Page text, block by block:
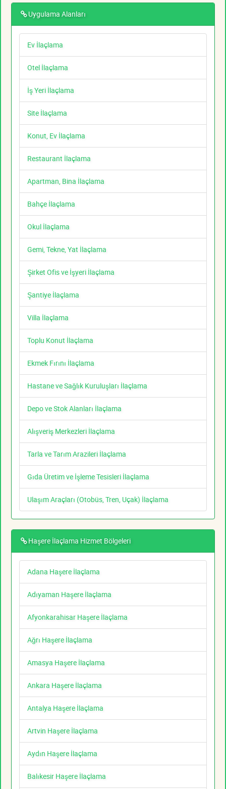
Uygulama Alanları
Ev İlaçlama
Otel İlaçlama
İş Yeri İlaçlama
Site İlaçlama
Konut, Ev İlaçlama
Restaurant İlaçlama
Apartman, Bina İlaçlama
Bahçe İlaçlama
Okul İlaçlama
Gemi, Tekne, Yat İlaçlama
Şirket Ofis ve İşyeri İlaçlama
Şantiye İlaçlama
Villa İlaçlama
Toplu Konut İlaçlama
Ekmek Fırını İlaçlama
Hastane ve Sağlık Kuruluşları İlaçlama
Depo ve Stok Alanları İlaçlama
Alışveriş Merkezleri İlaçlama
Tarla ve Tarım Arazileri İlaçlama
Gıda Üretim ve İşleme Tesisleri İlaçlama
Ulaşım Araçları (Otobüs, Tren, Uçak) İlaçlama
Haşere İlaçlama Hizmet Bölgeleri
Adana Haşere İlaçlama
Adıyaman Haşere İlaçlama
Afyonkarahisar Haşere İlaçlama
Ağrı Haşere İlaçlama
Amasya Haşere İlaçlama
Ankara Haşere İlaçlama
Antalya Haşere İlaçlama
Artvin Haşere İlaçlama
Aydın Haşere İlaçlama
Balıkesir Haşere İlaçlama